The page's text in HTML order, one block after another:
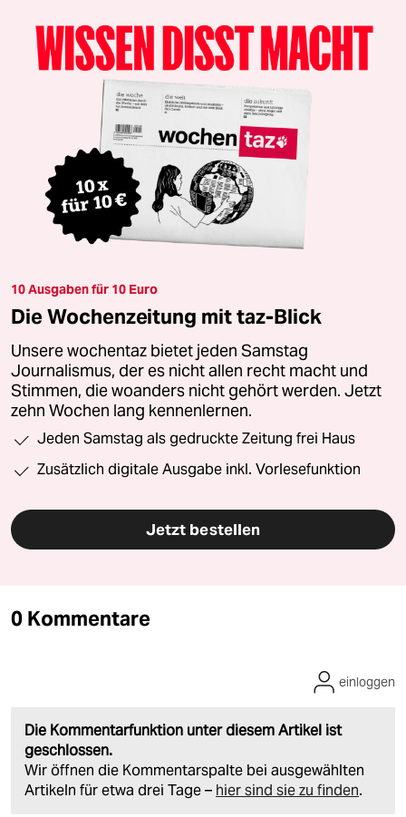
10 Ausgaben für 10 Euro
Die Wochenzeitung mit taz-Blick
Unsere wochentaz bietet jeden Samstag
Journalismus, der es nicht allen recht macht und
Stimmen, die woanders nicht gehört werden. Jetzt
zehn Wochen lang kennenlernen.
Jeden Samstag als gedruckte Zeitung frei Haus
Zusätzlich digitale Ausgabe inkl. Vorlesefunktion
Jetzt bestellen
0 Kommentare
Die Kommentarfunktion unter diesem Artikel ist
geschlossen.
Wir öffnen die Kommentarspalte bei ausgewählten
Artikeln für etwa drei Tage – hier sind sie zu finden.
einloggen